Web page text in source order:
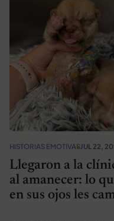
HISTORIAS EMOTIVASJUL 22,
Llegaron a la
al amanecer: lo
en sus ojos les